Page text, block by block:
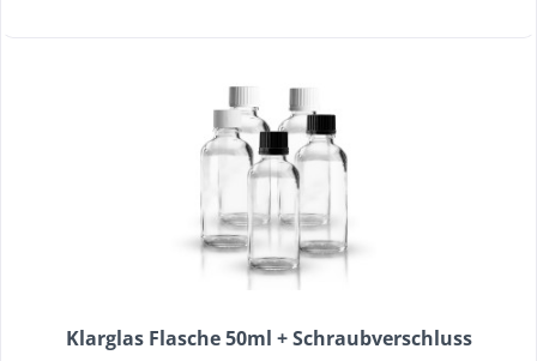
Klarglas Flasche 50ml + Schraubverschluss